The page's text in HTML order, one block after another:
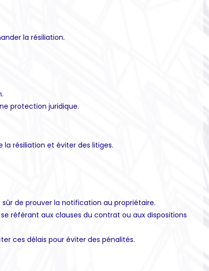
la résiliation.
protection juridique.
résiliation et éviter des litiges.
de prouver la notification au propriétaire.
référant aux clauses du contrat ou aux dispositions
ces délais pour éviter des pénalités.